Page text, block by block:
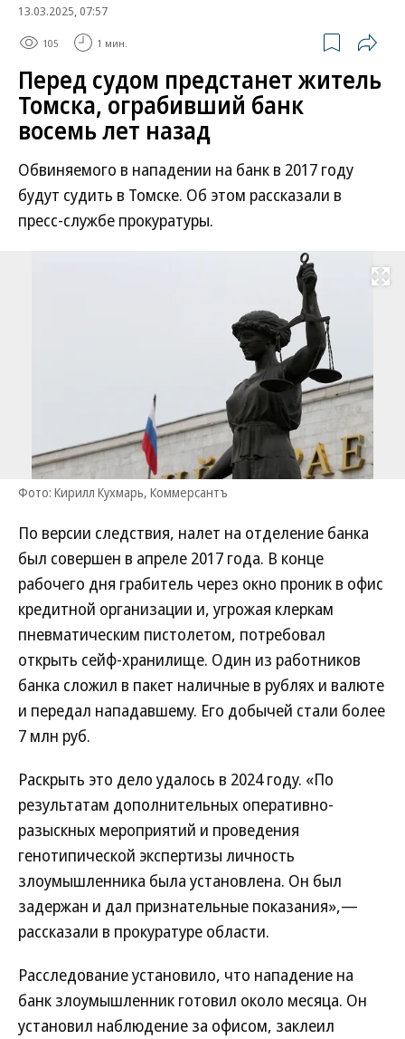
13.03.2025, 07:57
105 1 мин.
Перед судом предстанет житель
Томска, ограбивший банк
восемь лет назад
Обвиняемого в нападении на банк в 2017 году
будут судить в Томске. Об этом рассказали в
пресс-службе прокуратуры.
Развернуть
Фото: Кирилл Кухмарь, Коммерсантъ
По версии следствия, налет на отделение банка
был совершен в апреле 2017 года. В конце
рабочего дня грабитель через окно проник в офис
кредитной организации и, угрожая клеркам
пневматическим пистолетом, потребовал
открыть сейф-хранилище. Один из работников
банка сложил в пакет наличные в рублях и валюте
и передал нападавшему. Его добычей стали более
7 млн руб.
Раскрыть это дело удалось в 2024 году. «По
результатам дополнительных оперативно-
разыскных мероприятий и проведения
генотипической экспертизы личность
злоумышленника была установлена. Он был
задержан и дал признательные показания»,—
рассказали в прокуратуре области.
Расследование установило, что нападение на
банк злоумышленник готовил около месяца. Он
установил наблюдение за офисом, заклеил